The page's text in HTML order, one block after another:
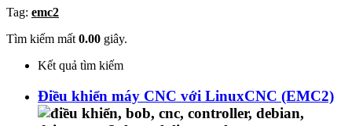
Tag: emc2
Tìm kiếm mất 0.00 giây.
Kết quả tìm kiếm
Điều khiển máy CNC với LinuxCNC (EMC2)